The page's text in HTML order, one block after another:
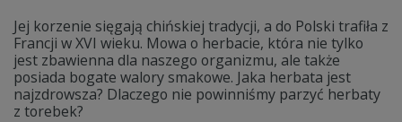
Jej korzenie sięgają chińskiej tradycji, a do Polski trafiła z
Francji w XVI wieku. Mowa o herbacie, która nie tylko
jest zbawienna dla naszego organizmu, ale także
posiada bogate walory smakowe. Jaka herbata jest
najzdrowsza? Dlaczego nie powinniśmy parzyć herbaty
z torebek?